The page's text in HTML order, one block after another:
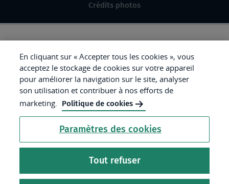
Crédits photos
République
Française.
Liberté
Égalité
Fraternité
En cliquant sur « Accepter tous les cookies », vous
acceptez le stockage de cookies sur votre appareil
pour améliorer la navigation sur le site, analyser
son utilisation et contribuer à nos efforts de
marketing.
Politique de cookies
Paramètres des cookies
Tout refuser